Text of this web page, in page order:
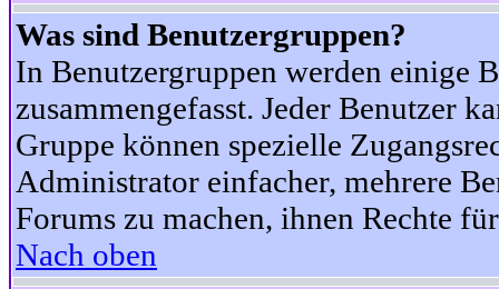
Was sind Benutzergruppen?
In Benutzergruppen werden einige
zusammengefasst. Jeder Benutzer
Gruppe können spezielle
Administrator einfacher, mehrere
Forums zu machen, ihnen Rechte
Nach oben